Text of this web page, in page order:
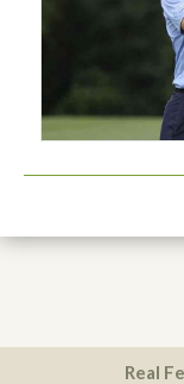
Real